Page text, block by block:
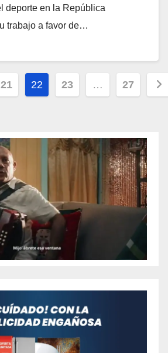
deporte en la República
trabajo a favor de…
21 22 23 … 27